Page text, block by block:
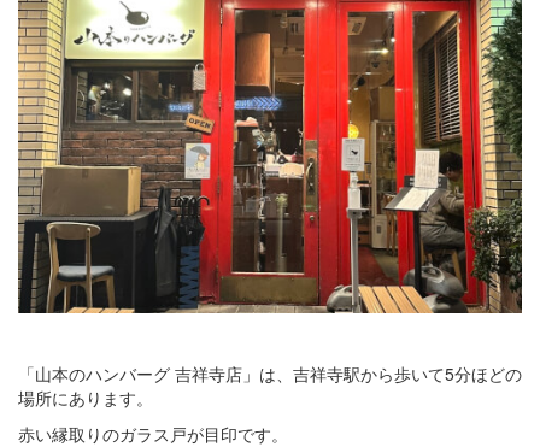
「山本のハンバーグ 吉祥寺店」は、吉祥寺駅から歩いて5分ほどの
場所にあります。
赤い縁取りのガラス戸が目印です。